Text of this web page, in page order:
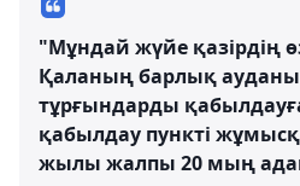
"Мұндай жүйе қазірдің
Қаланың барлық
тұрғындарды
қабылдау пункті
жылы жалпы 20 мың